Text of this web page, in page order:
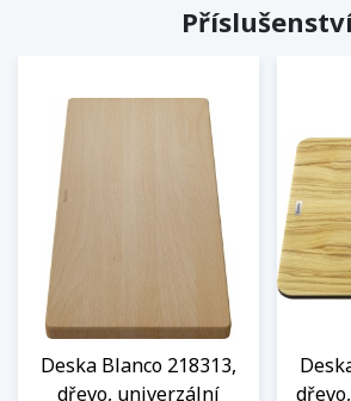
Deska Blanco 218313,
dřevo, univerzální